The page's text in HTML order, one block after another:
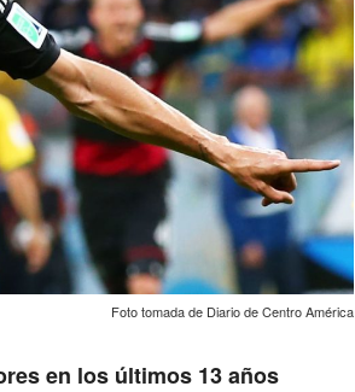
Foto tomada de Diario de Centro América
en los últimos 13 años